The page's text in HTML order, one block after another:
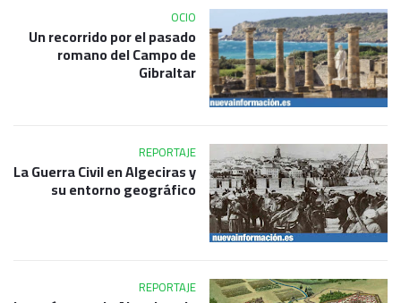
OCIO
Un recorrido por el pasado
romano del Campo de
Gibraltar
REPORTAJE
La Guerra Civil en Algeciras y
su entorno geográfico
REPORTAJE